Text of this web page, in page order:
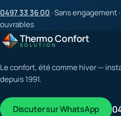
0497 33 36 00 · Sans engagement
ouvrables
Thermo Confort
SOLUTION
Le confort, été comme hiver —
depuis 1991.
Discuter sur WhatsApp